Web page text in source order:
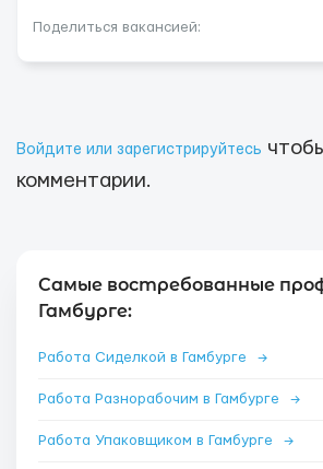
Поделиться вакансией:
Войдите или зарегистрируйтесь
комментарии.
Самые востребованные
Гамбурге:
Работа Сиделкой в Гамбурге →
Работа Разнорабочим в Гамбурге →
Работа Упаковщиком в Гамбурге →